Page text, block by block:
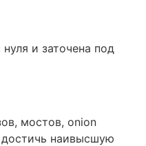
и заточена под
мостов, onion
наивысшую